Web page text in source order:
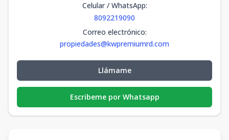
Celular / WhatsApp:
8092219090
Correo electrónico:
propiedades@kwpremiumrd.com
Llámame
Escribeme por Whatsapp